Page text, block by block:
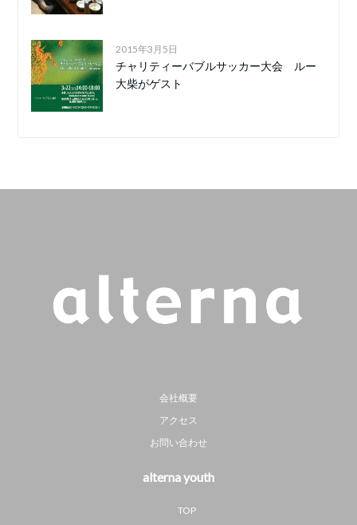
2015年3月5日
チャリティーバブルサッカー大会 ルー
大柴がゲスト
会社概要
アクセス
お問い合わせ
alterna youth
TOP